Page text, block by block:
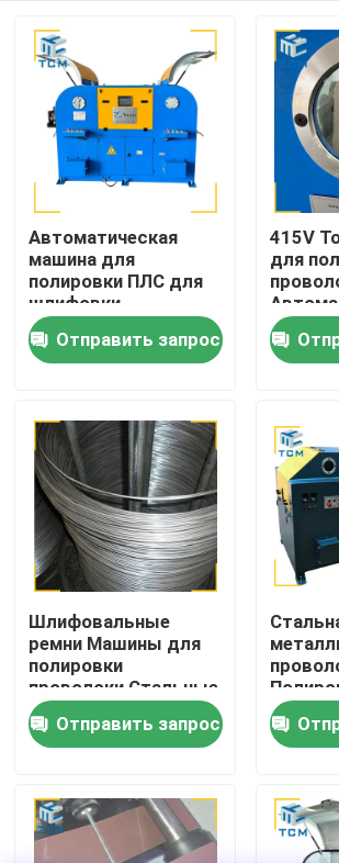
Продукты
О нас
Экскурсия по заводу
Контроль качества
Свяжитесь с нами
Новости
Случаи
Машина для полировки
Автоматическая
машина для
полировки ПЛС для
шлифовки
поверхности
стальной проволоки
Отправить запрос
415V
для
Шлифовальные
ремни Машины для
полировки
проволоки Стальные
прямые стержни
Машины для
полировки ремней
Отправить запрос
машина